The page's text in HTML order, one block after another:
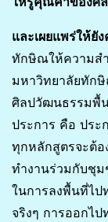
และเผยแพร่ให้ยั
ทักษิณให้ความส
มหาวิทยาลัยทัก
ศิลปวัฒนธรรมพื้
ประการ คือ ประ
ทุกหลักสูตรจะต้อ
ทำงานร่วมกับชุ
ในการลงพื้นที่ไป
จริงๆ การออกไ